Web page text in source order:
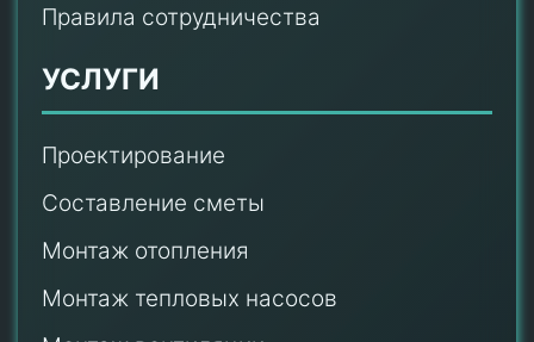
Правила сотрудничества
УСЛУГИ
Проектирование
Составление сметы
Монтаж отопления
Монтаж тепловых насосов